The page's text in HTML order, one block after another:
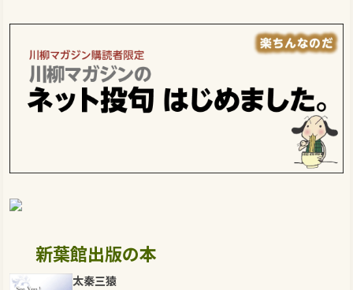
新葉館出版の本
太秦三猿